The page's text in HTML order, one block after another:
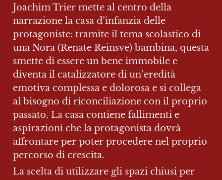
Joachim Trier mette al centro della
narrazione la casa d’infanzia delle
protagoniste: tramite il tema scolastico di
una Nora (Renate Reinsve) bambina, questa
smette di essere un bene immobile e
diventa il catalizzatore di un’eredità
emotiva complessa e dolorosa e si collega
al bisogno di riconciliazione con il proprio
passato. La casa contiene fallimenti e
aspirazioni che la protagonista dovrà
affrontare per poter procedere nel proprio
percorso di crescita.
La scelta di utilizzare gli spazi chiusi per